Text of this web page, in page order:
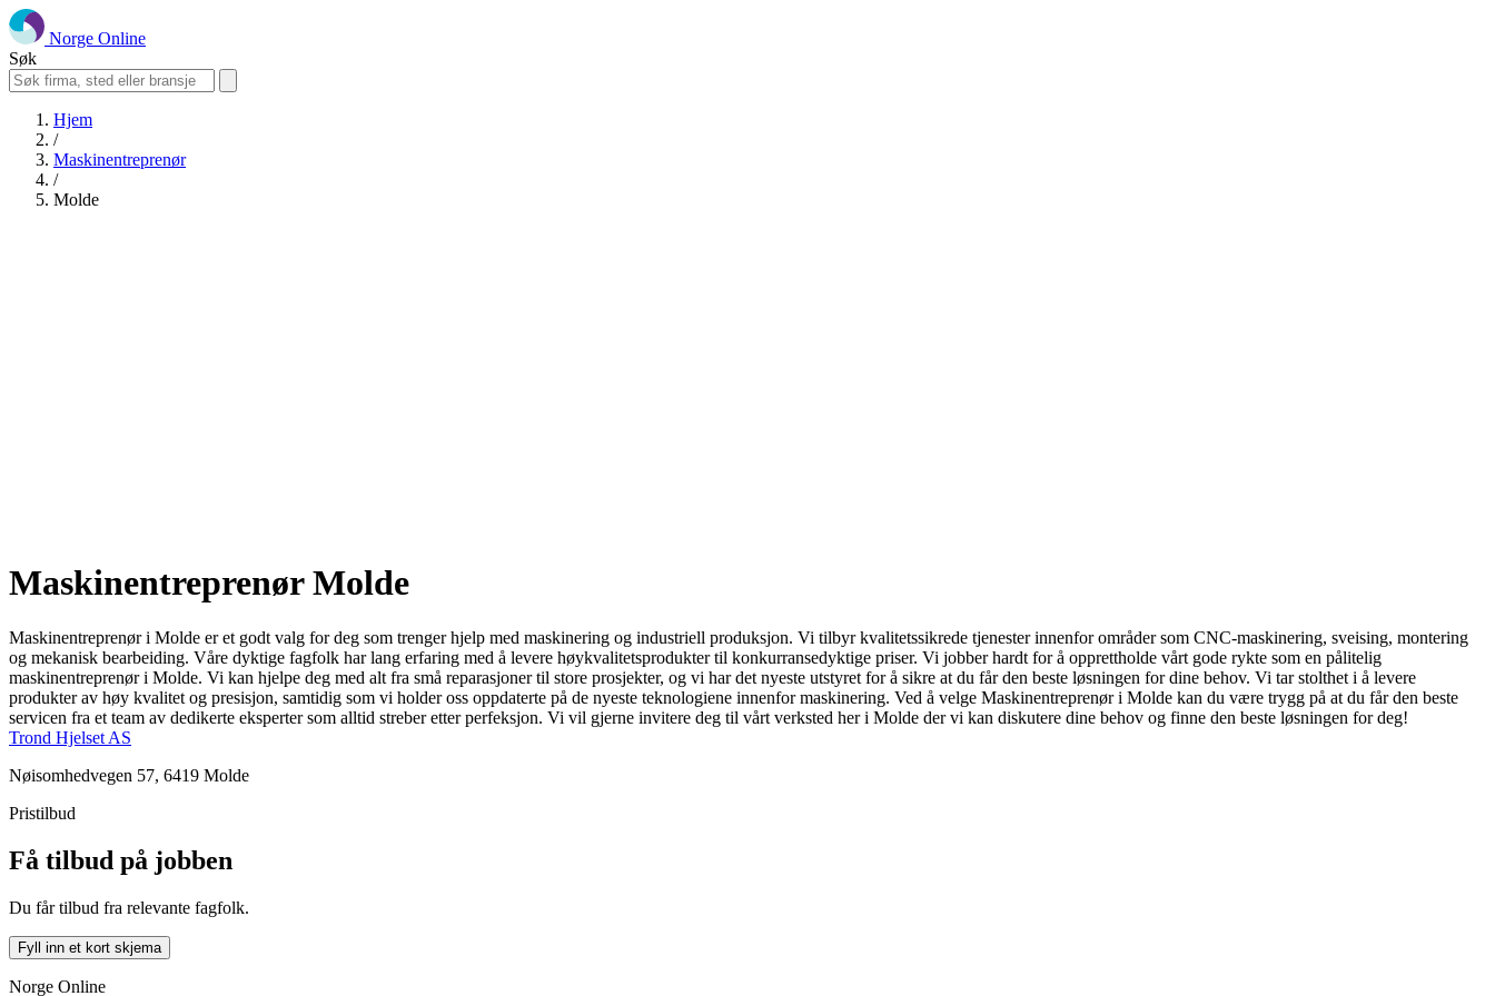
Norge Online
Søk
Hjem
/
Maskinentreprenør
/
Molde
Maskinentreprenør Molde
Maskinentreprenør i Molde er et godt valg for deg som trenger hjelp med maskinering og industriell produksjon. Vi tilbyr kvalitetssikrede tjenester innenfor områder som CNC-maskinering, sveising, montering
og mekanisk bearbeiding. Våre dyktige fagfolk har lang erfaring med å levere høykvalitetsprodukter til konkurransedyktige priser. Vi jobber hardt for å opprettholde vårt gode rykte som en pålitelig
maskinentreprenør i Molde. Vi kan hjelpe deg med alt fra små reparasjoner til store prosjekter, og vi har det nyeste utstyret for å sikre at du får den beste løsningen for dine behov. Vi tar stolthet i å levere
produkter av høy kvalitet og presisjon, samtidig som vi holder oss oppdaterte på de nyeste teknologiene innenfor maskinering. Ved å velge Maskinentreprenør i Molde kan du være trygg på at du får den beste
servicen fra et team av dedikerte eksperter som alltid streber etter perfeksjon. Vi vil gjerne invitere deg til vårt verksted her i Molde der vi kan diskutere dine behov og finne den beste løsningen for deg!
Trond Hjelset AS
Nøisomhedvegen 57, 6419 Molde
Pristilbud
Få tilbud på jobben
Du får tilbud fra relevante fagfolk.
Fyll inn et kort skjema
Norge Online